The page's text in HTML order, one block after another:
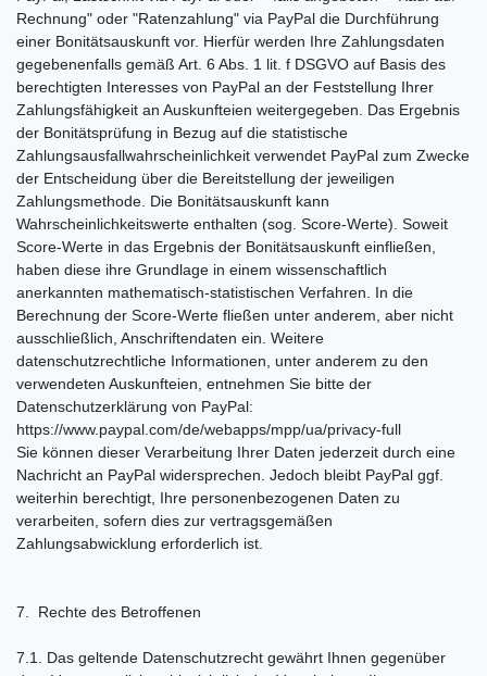
Rechnung" oder "Ratenzahlung" via PayPal die Durchführung
einer Bonitätsauskunft vor. Hierfür werden Ihre Zahlungsdaten
gegebenenfalls gemäß Art. 6 Abs. 1 lit. f DSGVO auf Basis des
berechtigten Interesses von PayPal an der Feststellung Ihrer
Zahlungsfähigkeit an Auskunfteien weitergegeben. Das Ergebnis
der Bonitätsprüfung in Bezug auf die statistische
Zahlungsausfallwahrscheinlichkeit verwendet PayPal zum Zwecke
der Entscheidung über die Bereitstellung der jeweiligen
Zahlungsmethode. Die Bonitätsauskunft kann
Wahrscheinlichkeitswerte enthalten (sog. Score-Werte). Soweit
Score-Werte in das Ergebnis der Bonitätsauskunft einfließen,
haben diese ihre Grundlage in einem wissenschaftlich
anerkannten mathematisch-statistischen Verfahren. In die
Berechnung der Score-Werte fließen unter anderem, aber nicht
ausschließlich, Anschriftendaten ein. Weitere
datenschutzrechtliche Informationen, unter anderem zu den
verwendeten Auskunfteien, entnehmen Sie bitte der
Datenschutzerklärung von PayPal:
https://www.paypal.com/de/webapps/mpp/ua/privacy-full
Sie können dieser Verarbeitung Ihrer Daten jederzeit durch eine
Nachricht an PayPal widersprechen. Jedoch bleibt PayPal ggf.
weiterhin berechtigt, Ihre personenbezogenen Daten zu
verarbeiten, sofern dies zur vertragsgemäßen
Zahlungsabwicklung erforderlich ist.
7. Rechte des Betroffenen
7.1. Das geltende Datenschutzrecht gewährt Ihnen gegenüber